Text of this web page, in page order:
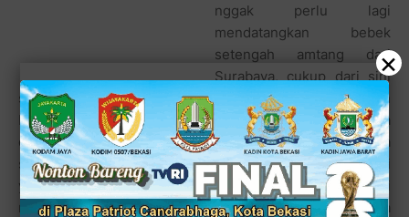
nggak perlu lagi
mendatangkan bebek
setengah amtang dari
Surabaya, cukup dari sini
saja. Nggak ada yang rahasia dalam bumbu masakan
Bebek Ireng ala kami di sini. Pokoknya pelanggan suka
dan saya pun suka. Untuk menjaga kualitas, cukup saya
sendiri yang mengawasi proses pembuatannya. LElaki
yang kini mulai berinvestasi di pembelian tanah ini
menambahkan, ""Sedangkan rekan-rekan usaha saya ya
×